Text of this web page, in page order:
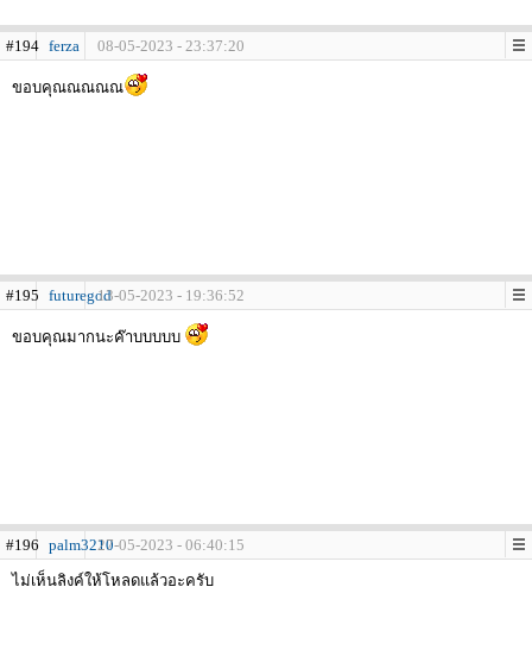
#194 ferza 08-05-2023 - 23:37:20
ขอบคุณณณณณ
#195 futuregod13-05-2023 - 19:36:52
ขอบคุณมากนะค๊าบบบบบ
#196 palm321027-05-2023 - 06:40:15
ไม่เห็นลิงค์ให้โหลดแล้วอะครับ